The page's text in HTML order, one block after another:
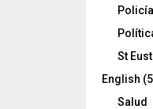
Policía
St
English
Salud